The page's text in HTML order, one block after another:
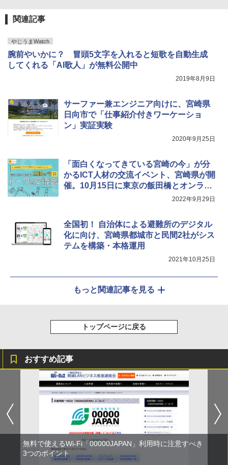
関連記事
やじうまWatch
腕前やいかに？ 冒頭5文字を入れると短歌を自動生成
してくれる「AI歌人」が無料公開中
2019年8月9日
サーファー兼エンジニア向けに、宮崎県
日向市で「仕事紹介付きワーケーショ
ン」実証実験
2020年9月25日
「面白くなってきている宮崎の今」が分
かるICT人材の交流イベント、宮崎県が開
催。10月15日に東京の飯田橋とオンライ
2022年9月29日
全国初！ 自治体による避難所のデジタル
化に向け、宮崎県都城市と民間2社がシス
テムを構築・本格運用
2021年10月25日
もっと関連記事を見る
トップページに戻る
おすすめ記事
無料で使えるWi-Fi「00000JAPAN」利用時に注意すべき
3つのポイント